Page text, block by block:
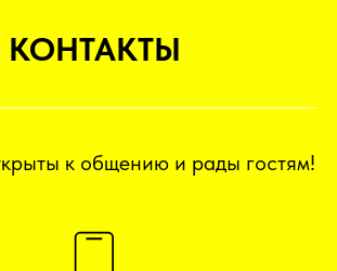
КОНТАКТЫ
к общению и рады гостям!